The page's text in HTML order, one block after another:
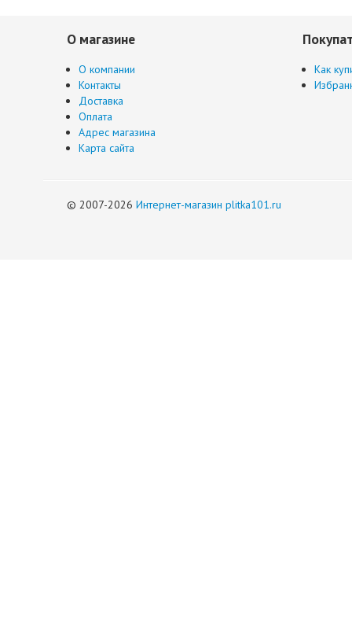
О магазине
О компании
Контакты
Доставка
Оплата
Адрес магазина
Карта сайта
Как
© 2007-2026 Интернет-магазин plitka101.ru